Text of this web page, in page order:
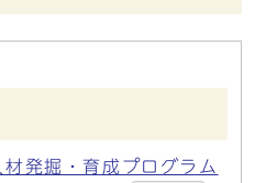
発掘・育成プログラム